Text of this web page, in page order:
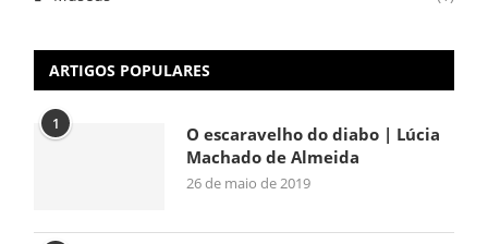
ARTIGOS POPULARES
1
O escaravelho do diabo | Lúcia
Machado de Almeida
26 de maio de 2019